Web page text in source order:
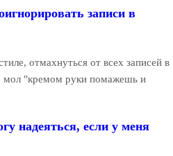
записи в
отмахнуться от всех записей в
мол "кремом руки помажешь и
надеяться, если у меня